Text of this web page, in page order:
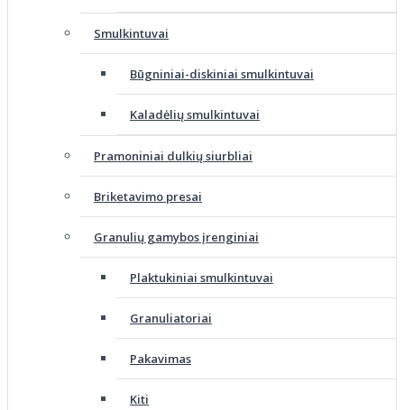
Smulkintuvai
Būgniniai-diskiniai smulkintuvai
Kaladėlių smulkintuvai
Pramoniniai dulkių siurbliai
Briketavimo presai
Granulių gamybos įrenginiai
Plaktukiniai smulkintuvai
Granuliatoriai
Pakavimas
Kiti